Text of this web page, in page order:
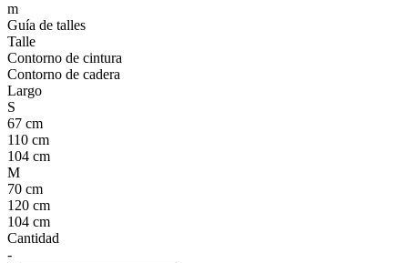
m
Guía de talles
Talle
Contorno de cintura
Contorno de cadera
Largo
S
67 cm
110 cm
104 cm
M
70 cm
120 cm
104 cm
Cantidad
-